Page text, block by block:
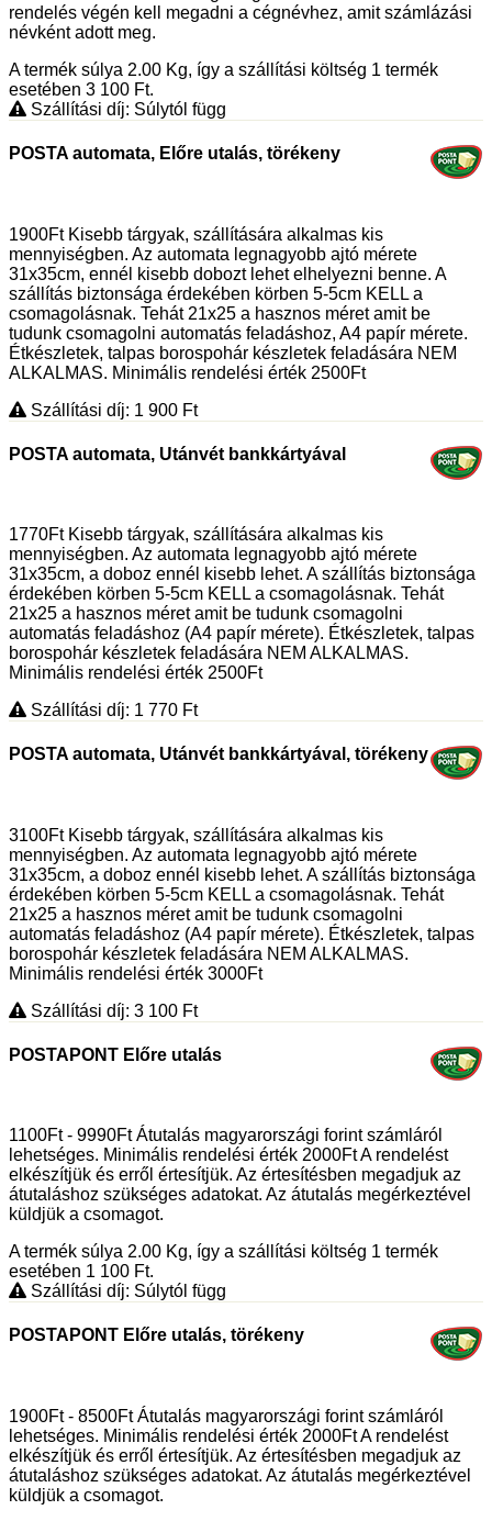
rendelés végén kell megadni a cégnévhez, amit számlázási
névként adott meg.
A termék súlya 2.00 Kg, így a szállítási költség 1 termék
esetében 3 100 Ft.
Szállítási díj: Súlytól függ
POSTA automata, Előre utalás, törékeny
1900Ft Kisebb tárgyak, szállítására alkalmas kis
mennyiségben. Az automata legnagyobb ajtó mérete
31x35cm, ennél kisebb dobozt lehet elhelyezni benne. A
szállítás biztonsága érdekében körben 5-5cm KELL a
csomagolásnak. Tehát 21x25 a hasznos méret amit be
tudunk csomagolni automatás feladáshoz, A4 papír mérete.
Étkészletek, talpas borospohár készletek feladására NEM
ALKALMAS. Minimális rendelési érték 2500Ft
Szállítási díj: 1 900 Ft
POSTA automata, Utánvét bankkártyával
1770Ft Kisebb tárgyak, szállítására alkalmas kis
mennyiségben. Az automata legnagyobb ajtó mérete
31x35cm, a doboz ennél kisebb lehet. A szállítás biztonsága
érdekében körben 5-5cm KELL a csomagolásnak. Tehát
21x25 a hasznos méret amit be tudunk csomagolni
automatás feladáshoz (A4 papír mérete). Étkészletek, talpas
borospohár készletek feladására NEM ALKALMAS.
Minimális rendelési érték 2500Ft
Szállítási díj: 1 770 Ft
POSTA automata, Utánvét bankkártyával, törékeny
3100Ft Kisebb tárgyak, szállítására alkalmas kis
mennyiségben. Az automata legnagyobb ajtó mérete
31x35cm, a doboz ennél kisebb lehet. A szállítás biztonsága
érdekében körben 5-5cm KELL a csomagolásnak. Tehát
21x25 a hasznos méret amit be tudunk csomagolni
automatás feladáshoz (A4 papír mérete). Étkészletek, talpas
borospohár készletek feladására NEM ALKALMAS.
Minimális rendelési érték 3000Ft
Szállítási díj: 3 100 Ft
POSTAPONT Előre utalás
1100Ft - 9990Ft Átutalás magyarországi forint számláról
lehetséges. Minimális rendelési érték 2000Ft A rendelést
elkészítjük és erről értesítjük. Az értesítésben megadjuk az
átutaláshoz szükséges adatokat. Az átutalás megérkeztével
küldjük a csomagot.
A termék súlya 2.00 Kg, így a szállítási költség 1 termék
esetében 1 100 Ft.
Szállítási díj: Súlytól függ
POSTAPONT Előre utalás, törékeny
1900Ft - 8500Ft Átutalás magyarországi forint számláról
lehetséges. Minimális rendelési érték 2000Ft A rendelést
elkészítjük és erről értesítjük. Az értesítésben megadjuk az
átutaláshoz szükséges adatokat. Az átutalás megérkeztével
küldjük a csomagot.